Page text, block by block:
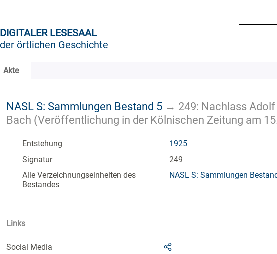
DIGITALER LESESAAL
der örtlichen Geschichte
Akte
NASL S: Sammlungen Bestand 5 → 249: Nachlass
Bach (Veröffentlichung in der Kölnischen Zeitung am
Entstehung
1925
Signatur
249
Alle Verzeichnungseinheiten des
Bestandes
NASL S: Sammlungen
Links
Social Media